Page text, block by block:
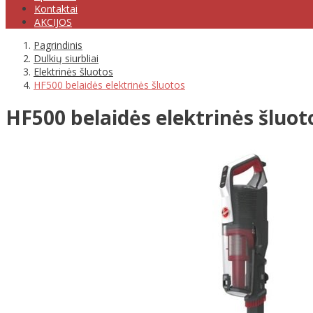
Kontaktai
AKCIJOS
Pagrindinis
Dulkių siurbliai
Elektrinės šluotos
HF500 belaidės elektrinės šluotos
HF500 belaidės elektrinės